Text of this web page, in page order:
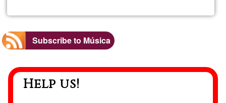
AXIS
Subscribe to Música
Help us!